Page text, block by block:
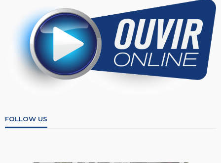
FOLLOW US